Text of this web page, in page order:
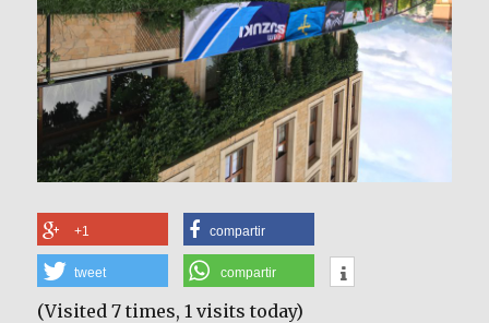
+1 compartir
tweet compartir
(Visited 7 times, 1 visits today)